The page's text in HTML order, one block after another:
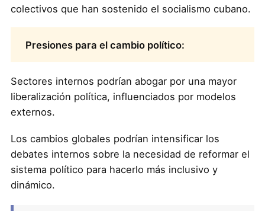
colectivos que han sostenido el socialismo cubano.
Presiones para el cambio político:
Sectores internos podrían abogar por una mayor
liberalización política, influenciados por modelos
externos.
Los cambios globales podrían intensificar los
debates internos sobre la necesidad de reformar el
sistema político para hacerlo más inclusivo y
dinámico.